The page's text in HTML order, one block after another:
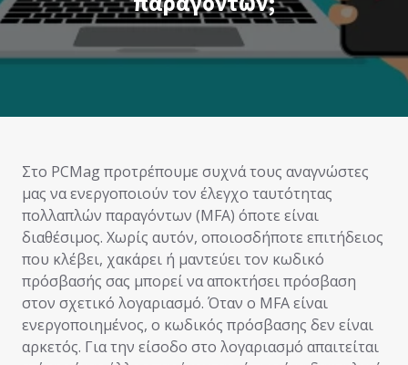
Στο PCMag προτρέπουμε συχνά τους αναγνώστες
μας να ενεργοποιούν τον έλεγχο ταυτότητας
πολλαπλών παραγόντων (MFA) όποτε είναι
διαθέσιμος. Χωρίς αυτόν, οποιοσδήποτε επιτήδειος
που κλέβει, χακάρει ή μαντεύει τον κωδικό
πρόσβασής σας μπορεί να αποκτήσει πρόσβαση
στον σχετικό λογαριασμό. Όταν ο MFA είναι
ενεργοποιημένος, ο κωδικός πρόσβασης δεν είναι
αρκετός. Για την είσοδο στο λογαριασμό απαιτείται